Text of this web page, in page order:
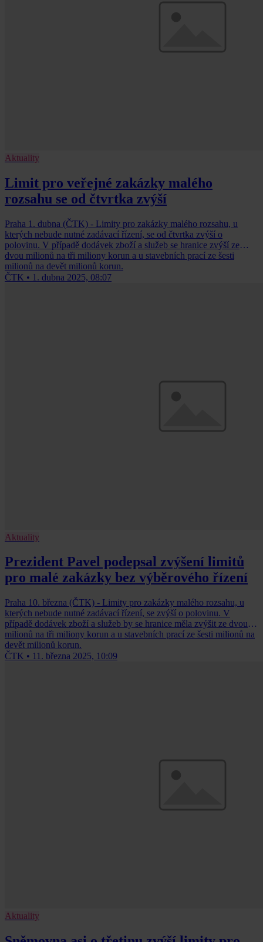
Aktuality
Limit pro veřejné zakázky malého
rozsahu se od čtvrtka zvýší
Praha 1. dubna (ČTK) - Limity pro zakázky malého rozsahu, u
kterých nebude nutné zadávací řízení, se od čtvrtka zvýší o
polovinu. V případě dodávek zboží a služeb se hranice zvýší ze
dvou milionů na tři miliony korun a u stavebních prací ze šesti
milionů na devět milionů korun.
ČTK • 1. dubna 2025, 08:07
Aktuality
Prezident Pavel podepsal zvýšení limitů
pro malé zakázky bez výběrového řízení
Praha 10. března (ČTK) - Limity pro zakázky malého rozsahu, u
kterých nebude nutné zadávací řízení, se zvýší o polovinu. V
případě dodávek zboží a služeb by se hranice měla zvýšit ze dvou
milionů na tři miliony korun a u stavebních prací ze šesti milionů na
devět milionů korun.
ČTK • 11. března 2025, 10:09
Aktuality